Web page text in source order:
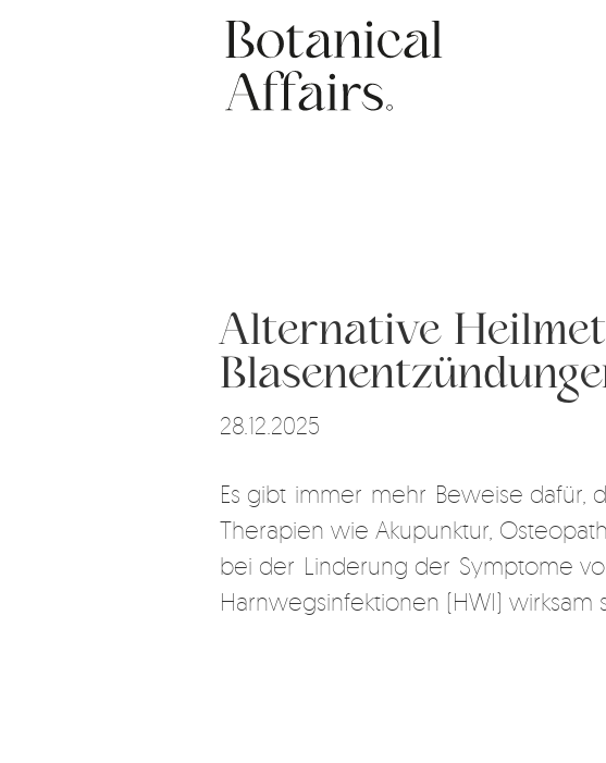
Social
Alternative
28.12.2025
Es gibt immer mehr Beweise dafür,
Therapien wie Akupunktur,
bei der Linderung der Symptome
Harnwegsinfektionen (HWI) wirksam